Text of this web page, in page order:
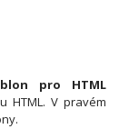
pro HTML
HTML. V pravém